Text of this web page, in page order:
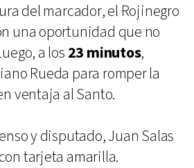
del marcador, el Rojinegro
una oportunidad que no
a los 23 minutos,
Rueda para romper la
ventaja al Santo.
y disputado, Juan Salas
tarjeta amarilla.